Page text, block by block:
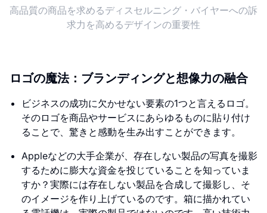
高品質の商品を求めるディスセルニング・バイヤーへの訴
求力を高めるデザインの重要性
ロゴの魔法：ブランディングと想像力の融合
ビジネスの成功に欠かせない要素の1つと言えるロゴ。
そのロゴを商品やサービスにあらゆるものに貼り付け
ることで、驚きと感動を生み出すことができます。
Appleなどの大手企業が、存在しない製品の写真を撮影
するために膨大な資金を投じていることを知っていま
すか？実際には存在しない製品を合成して撮影し、そ
のイメージを作り上げているのです。箱に描かれてい